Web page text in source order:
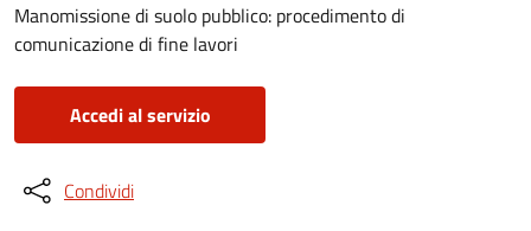
Manomissione di suolo pubblico: procedimento di
comunicazione di fine lavori
Accedi al servizio
Condividi